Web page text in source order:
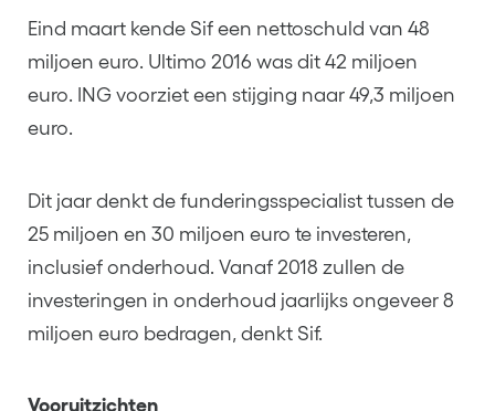
Eind maart kende Sif een nettoschuld van 48
miljoen euro. Ultimo 2016 was dit 42 miljoen
euro. ING voorziet een stijging naar 49,3 miljoen
euro.
Dit jaar denkt de funderingsspecialist tussen de
25 miljoen en 30 miljoen euro te investeren,
inclusief onderhoud. Vanaf 2018 zullen de
investeringen in onderhoud jaarlijks ongeveer 8
miljoen euro bedragen, denkt Sif.
Vooruitzichten